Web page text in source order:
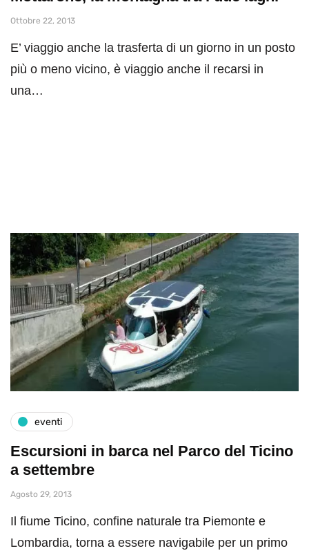
Ottobre 22, 2013
E’ viaggio anche la trasferta di un giorno in un posto
più o meno vicino, è viaggio anche il recarsi in
una…
eventi
Escursioni in barca nel Parco del Ticino
a settembre
Agosto 29, 2013
Il fiume Ticino, confine naturale tra Piemonte e
Lombardia, torna a essere navigabile per un primo